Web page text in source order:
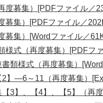
募集）[PDFファイル／
集）[PDFファイル／
集）[Wordファイル／
式（再度募集）[PDFフ
様式（再度募集）[Word
―6～11（再度募集）
】、【4】、【5】（再度